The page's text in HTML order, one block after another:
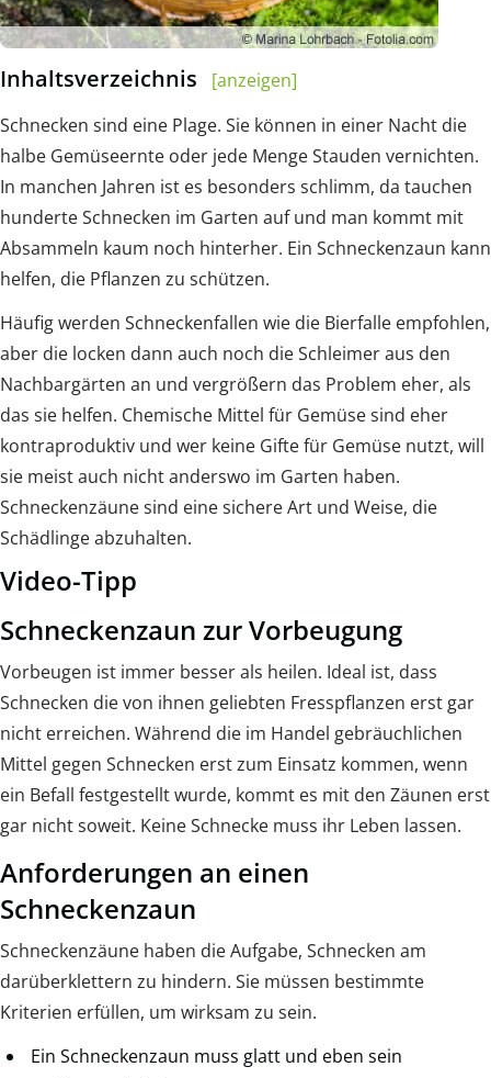
Inhaltsverzeichnis
[anzeigen]
Schnecken sind eine Plage. Sie können in einer Nacht die
halbe Gemüseernte oder jede Menge Stauden vernichten.
In manchen Jahren ist es besonders schlimm, da tauchen
hunderte Schnecken im Garten auf und man kommt mit
Absammeln kaum noch hinterher. Ein Schneckenzaun kann
helfen, die Pflanzen zu schützen.
Häufig werden Schneckenfallen wie die Bierfalle empfohlen,
aber die locken dann auch noch die Schleimer aus den
Nachbargärten an und vergrößern das Problem eher, als
das sie helfen. Chemische Mittel für Gemüse sind eher
kontraproduktiv und wer keine Gifte für Gemüse nutzt, will
sie meist auch nicht anderswo im Garten haben.
Schneckenzäune sind eine sichere Art und Weise, die
Schädlinge abzuhalten.
Video-Tipp
Schneckenzaun zur Vorbeugung
Vorbeugen ist immer besser als heilen. Ideal ist, dass
Schnecken die von ihnen geliebten Fresspflanzen erst gar
nicht erreichen. Während die im Handel gebräuchlichen
Mittel gegen Schnecken erst zum Einsatz kommen, wenn
ein Befall festgestellt wurde, kommt es mit den Zäunen erst
gar nicht soweit. Keine Schnecke muss ihr Leben lassen.
Anforderungen an einen
Schneckenzaun
Schneckenzäune haben die Aufgabe, Schnecken am
darüberklettern zu hindern. Sie müssen bestimmte
Kriterien erfüllen, um wirksam zu sein.
Ein Schneckenzaun muss glatt und eben sein